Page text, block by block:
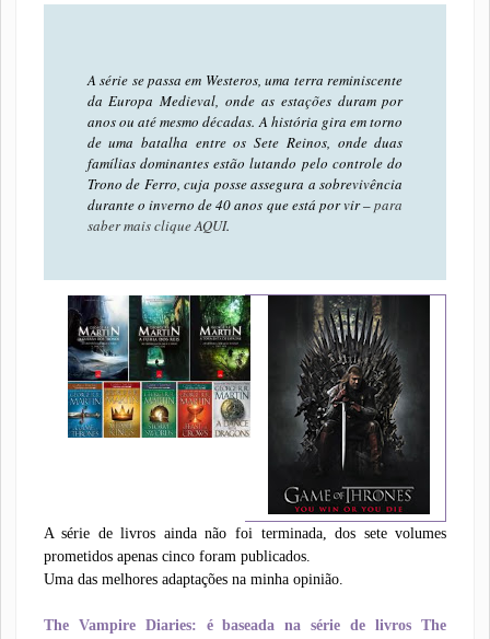
A série se passa em Westeros, uma terra reminiscente
da Europa Medieval, onde as estações duram por
anos ou até mesmo décadas. A história gira em torno
de uma batalha entre os Sete Reinos, onde duas
famílias dominantes estão lutando pelo controle do
Trono de Ferro, cuja posse assegura a sobrevivência
durante o inverno de 40 anos que está por vir –para
saber mais clique AQUI.
A série de livros ainda não foi terminada, dos sete volumes
prometidos apenas cinco foram publicados.
Uma das melhores adaptações na minha opinião.
The Vampire Diaries: é baseada na série de livros The